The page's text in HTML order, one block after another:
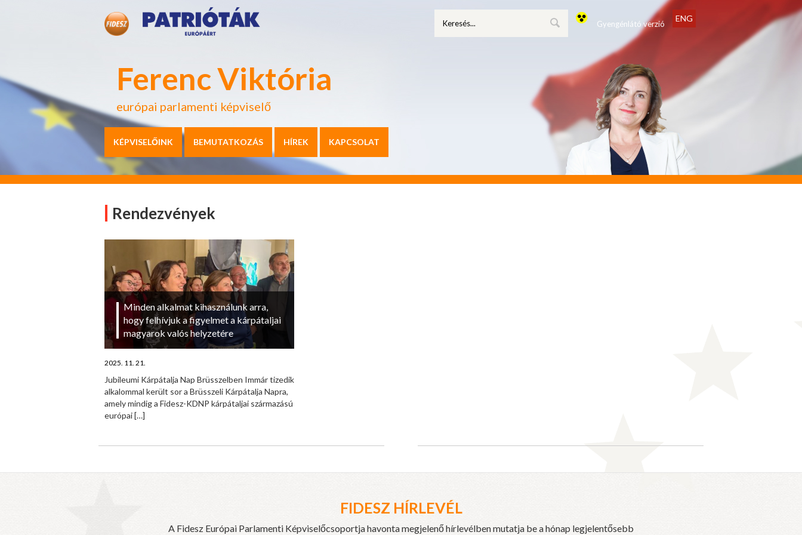
Ferenc Viktória
európai parlamenti képviselő
Gyengénlátó verzió
ENG
KÉPVISELŐINK BEMUTATKOZÁS HÍREK KAPCSOLAT
Rendezvények
Minden alkalmat kihasználunk arra,
hogy felhívjuk a figyelmet a kárpátaljai
magyarok valós helyzetére
2025. 11. 21.
Jubileumi Kárpátalja Nap Brüsszelben Immár tizedik
alkalommal került sor a Brüsszeli Kárpátalja Napra,
amely mindig a Fidesz-KDNP kárpátaljai származású
európai[…]
FIDESZ HÍRLEVÉL
A Fidesz Európai Parlamenti Képviselőcsoportja havonta megjelenő hírlevélben mutatja be a hónap legjelentősebb